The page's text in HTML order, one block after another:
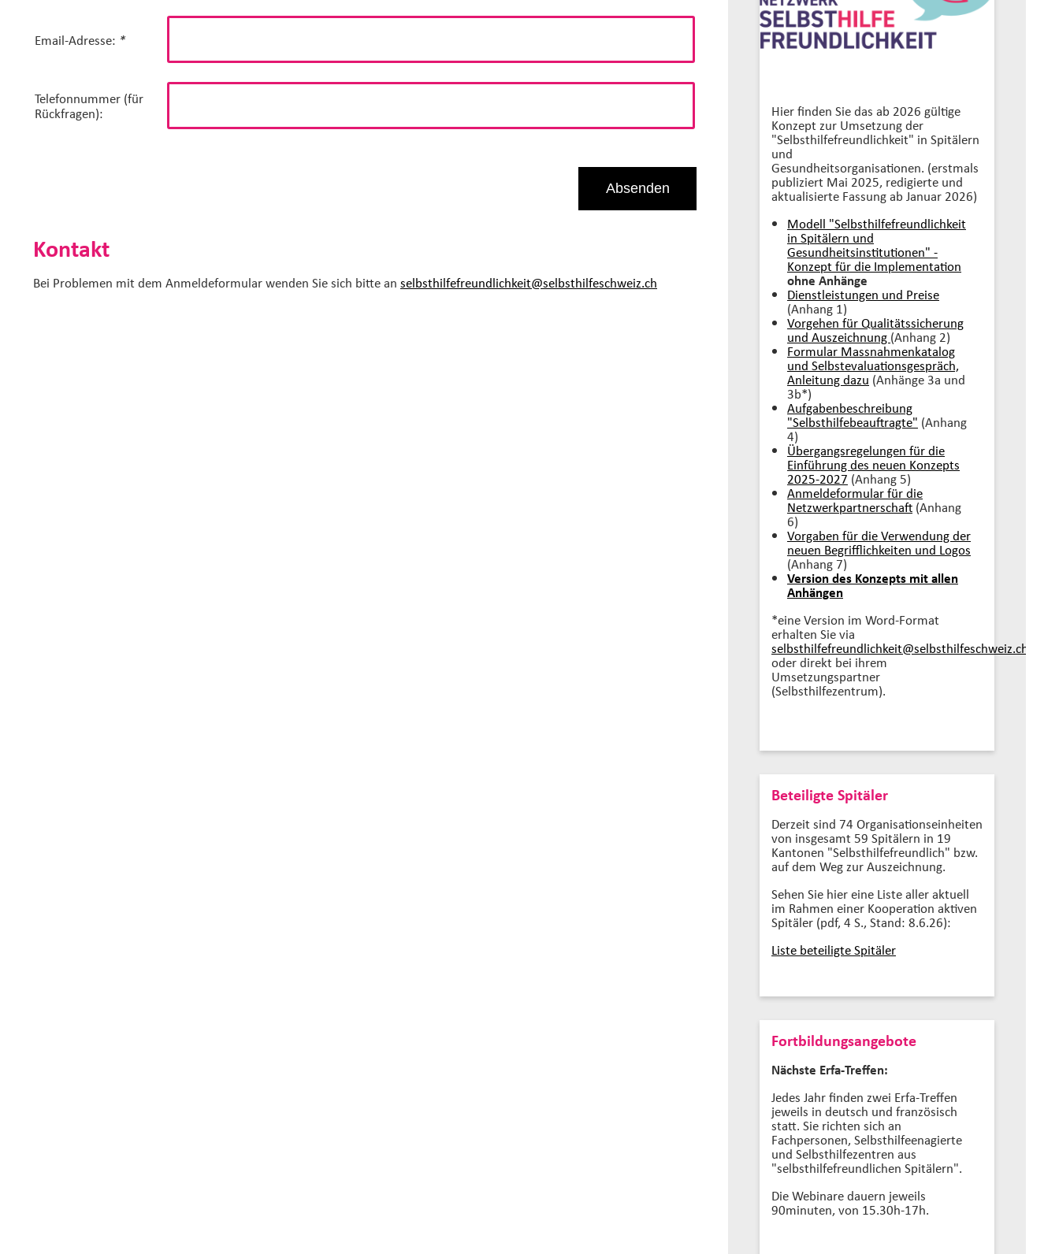
Email-Adresse: *
Telefonnummer (für
Rückfragen):
Kontakt
Bei Problemen mit dem Anmeldeformular wenden Sie sich bitte an selbsthilfefreundlichkeit@selbsthilfeschweiz.ch
Hier finden Sie das ab 2026 gültige
Konzept zur Umsetzung der
"Selbsthilfefreundlichkeit" in Spitälern
und
Gesundheitsorganisationen. (erstmals
publiziert Mai 2025, redigierte und
aktualisierte Fassung ab Januar 2026)
Modell "Selbsthilfefreundlichkeit
in Spitälern und
Gesundheitsinstitutionen" -
Konzept für die Implementation
ohne Anhänge
Dienstleistungen und Preise
(Anhang 1)
Vorgehen für Qualitätssicherung
und Auszeichnung (Anhang 2)
Formular Massnahmenkatalog
und Selbstevaluationsgespräch,
Anleitung dazu (Anhänge 3a und
3b*)
Aufgabenbeschreibung
"Selbsthilfebeauftragte" (Anhang
4)
Übergangsregelungen für die
Einführung des neuen Konzepts
2025-2027 (Anhang 5)
Anmeldeformular für die
Netzwerkpartnerschaft (Anhang
6)
Vorgaben für die Verwendung der
neuen Begrifflichkeiten und Logos
(Anhang 7)
Version des Konzepts mit allen
Anhängen
*eine Version im Word-Format
erhalten Sie via
selbsthilfefreundlichkeit@selbsthilfeschweiz.ch
oder direkt bei ihrem
Umsetzungspartner
(Selbsthilfezentrum).
Beteiligte Spitäler
Derzeit sind 74 Organisationseinheiten
von insgesamt 59 Spitälern in 19
Kantonen "Selbsthilfefreundlich" bzw.
auf dem Weg zur Auszeichnung.
Sehen Sie hier eine Liste aller aktuell
im Rahmen einer Kooperation aktiven
Spitäler (pdf, 4 S., Stand: 8.6.26):
Liste beteiligte Spitäler
Fortbildungsangebote
Nächste Erfa-Treffen:
Jedes Jahr finden zwei Erfa-Treffen
jeweils in deutsch und französisch
statt. Sie richten sich an
Fachpersonen, Selbsthilfeenagierte
und Selbsthilfezentren aus
"selbsthilfefreundlichen Spitälern".
Die Webinare dauern jeweils
90minuten, von 15.30h-17h.